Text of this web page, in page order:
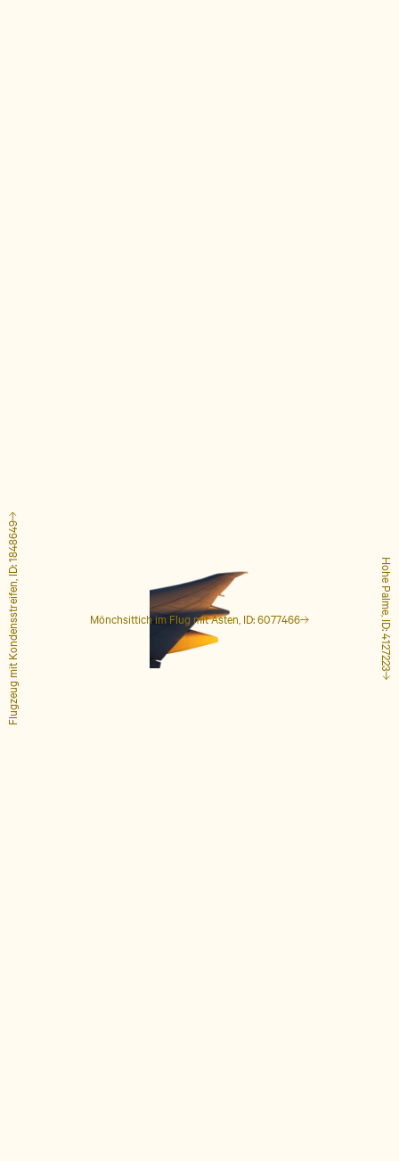
Mönchsittich im Flug mit Ästen, ID: 6077466 Hohe Palme, ID: 4127223
Flugzeug mit Kondensstreifen, ID: 1848649